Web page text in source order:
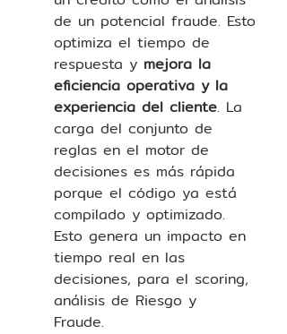
de un potencial fraude. Esto
optimiza el tiempo de
respuesta y mejora la
eficiencia operativa y la
experiencia del cliente. La
carga del conjunto de
reglas en el motor de
decisiones es más rápida
porque el código ya está
compilado y optimizado.
Esto genera un impacto en
tiempo real en las
decisiones, para el scoring,
análisis de Riesgo y
Fraude.